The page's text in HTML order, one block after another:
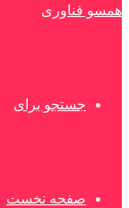
همسو فناوری
جستجو برای
صفحه نخست